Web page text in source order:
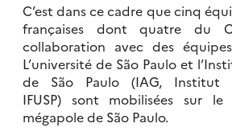
C’est dans ce cadre que cinq
françaises dont quatre du
collaboration avec des
L’université de São Paulo et
de São Paulo (IAG, Institut
IFUSP) sont mobilisées sur
mégapole de São Paulo.